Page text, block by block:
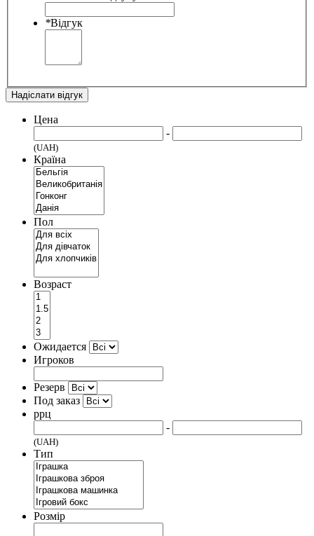
*Відгук
Надіслати відгук
Цена
-
(UAH)
Країна
Пол
Возраст
Ожидается
Игроков
Резерв
Под заказ
ррц
-
(UAH)
Тип
Розмір